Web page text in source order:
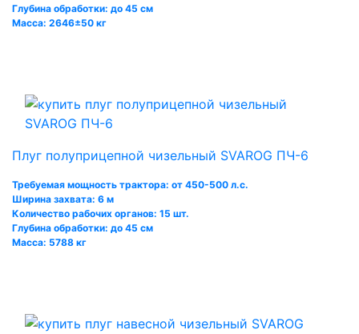
Глубина обработки: до 45 см
Масса: 2646±50 кг
Плуг полуприцепной чизельный SVAROG ПЧ-6
Требуемая мощность трактора: от 450-500 л.с.
Ширина захвата: 6 м
Количество рабочих органов: 15 шт.
Глубина обработки: до 45 см
Масса: 5788 кг